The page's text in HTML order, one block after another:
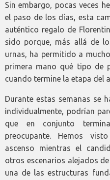
Sin embargo, pocas veces
el paso de los días, esta
auténtico regalo de
sido porque, más allá de
urnas, ha permitido a
primera mano qué tipo de
cuando termine la etapa del
Durante estas semanas se
individualmente, podrían
que en conjunto
preocupante. Hemos
ascenso mientras el
otros escenarios alejados
una de las estructuras